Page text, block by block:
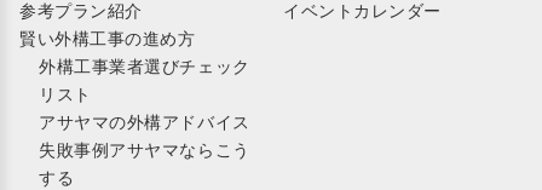
参考プラン紹介
賢い外構工事の進め方
外構工事業者選びチェック
リスト
アサヤマの外構アドバイス
失敗事例アサヤマならこう
する
イベントカレンダー